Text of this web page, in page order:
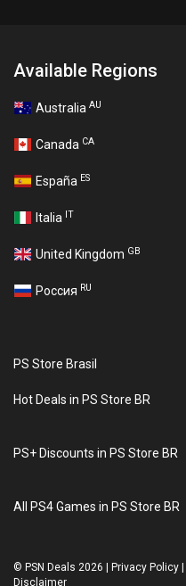
Available Regions
Australia AU
Canada CA
España ES
Italia IT
United Kingdom GB
Россия RU
PS Store Brasil
Hot Deals in PS Store BR
PS+ Discounts in PS Store BR
All PS4 Games in PS Store BR
© PSN Deals 2026 Privacy Policy
Disclaimer